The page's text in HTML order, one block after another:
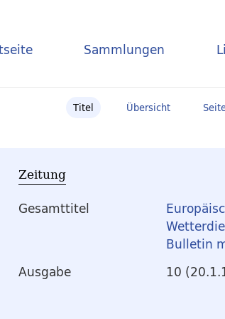
Sammlungen
Titel Übersicht
Zeitung
Gesamttitel
Bulletin
Ausgabe
10